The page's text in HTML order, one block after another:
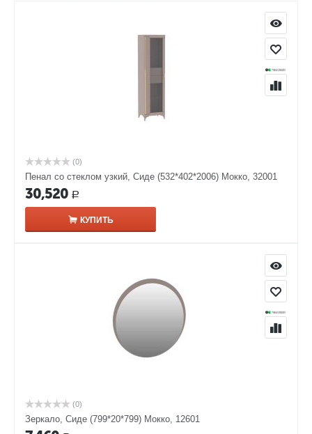
(0)
Пенал со стеклом узкий, Сиде (532*402*2006) Мокко, 32001
30,520 Р
КУПИТЬ
(0)
Зеркало, Сиде (799*20*799) Мокко, 12601